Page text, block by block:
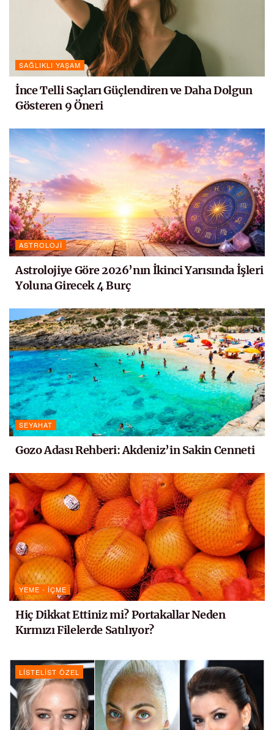
SAĞLIKLI YAŞAM
İnce Telli Saçları Güçlendiren ve Daha Dolgun
Gösteren 9 Öneri
ASTROLOJI
Astrolojiye Göre 2026’nın İkinci Yarısında İşleri
Yoluna Girecek 4 Burç
SEYAHAT
Gozo Adası Rehberi: Akdeniz’in Sakin Cenneti
YEME - İÇME
Hiç Dikkat Ettiniz mi? Portakallar Neden
Kırmızı Filelerde Satılıyor?
LISTELIST ÖZEL